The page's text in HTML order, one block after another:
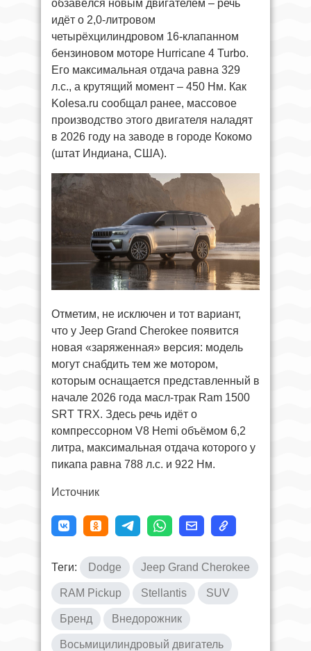
обзавёлся новым двигателем – речь
идёт о 2,0-литровом
четырёхцилиндровом 16-клапанном
бензиновом моторе Hurricane 4 Turbo.
Его максимальная отдача равна 329
л.с., а крутящий момент – 450 Нм. Как
Kolesa.ru сообщал ранее, массовое
производство этого двигателя наладят
в 2026 году на заводе в городе Кокомо
(штат Индиана, США).
Отметим, не исключен и тот вариант,
что у Jeep Grand Cherokee появится
новая «заряженная» версия: модель
могут снабдить тем же мотором,
которым оснащается представленный в
начале 2026 года масл-трак Ram 1500
SRT TRX. Здесь речь идёт о
компрессорном V8 Hemi объёмом 6,2
литра, максимальная отдача которого у
пикапа равна 788 л.с. и 922 Нм.
Источник
Теги: Dodge Jeep Grand Cherokee
RAM Pickup Stellantis SUV
Бренд Внедорожник
Восьмицилиндровый двигатель